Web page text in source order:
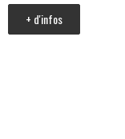
+ d'infos